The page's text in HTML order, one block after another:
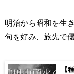
明治から昭和を生
句を好み、旅先で
【